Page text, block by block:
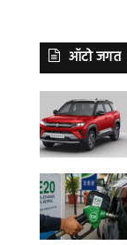
ऑटो जगत